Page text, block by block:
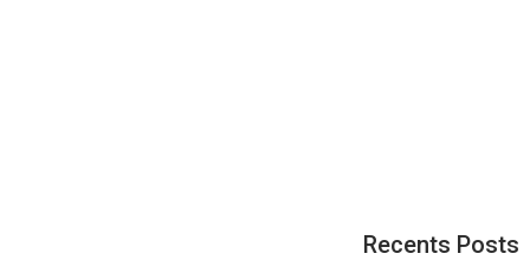
Recents Posts